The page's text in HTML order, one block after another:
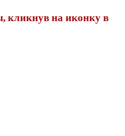
кликнув на иконку в